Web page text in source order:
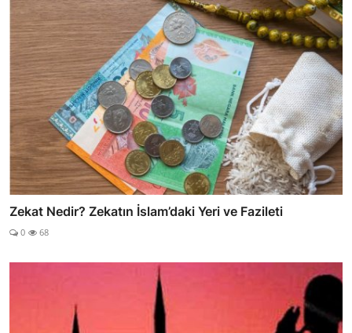
Zekat Nedir? Zekatın İslam’daki Yeri ve Fazileti
0 68